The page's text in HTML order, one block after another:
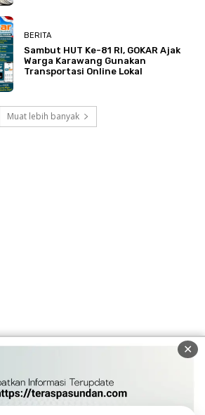
BERITA
Sambut HUT Ke-81 RI, GOKAR Ajak
Warga Karawang Gunakan
Transportasi Online Lokal
Muat lebih banyak
✕